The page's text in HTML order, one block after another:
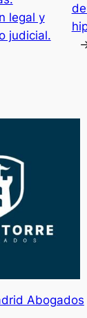
legal y
judicial.
Abogados